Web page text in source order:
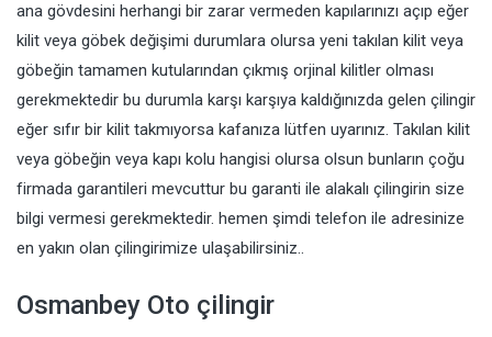
ana gövdesini herhangi bir zarar vermeden kapılarınızı açıp eğer
kilit veya göbek değişimi durumlara olursa yeni takılan kilit veya
göbeğin tamamen kutularından çıkmış orjinal kilitler olması
gerekmektedir bu durumla karşı karşıya kaldığınızda gelen çilingir
eğer sıfır bir kilit takmıyorsa kafanıza lütfen uyarınız. Takılan kilit
veya göbeğin veya kapı kolu hangisi olursa olsun bunların çoğu
firmada garantileri mevcuttur bu garanti ile alakalı çilingirin size
bilgi vermesi gerekmektedir. hemen şimdi telefon ile adresinize
en yakın olan çilingirimize ulaşabilirsiniz..
Osmanbey Oto çilingir